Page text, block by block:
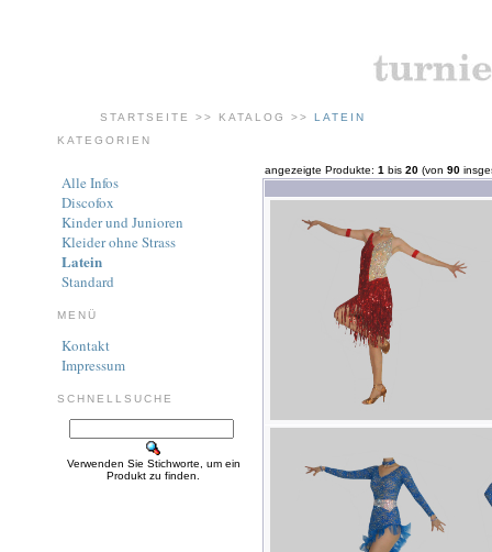
STARTSEITE >> KATALOG >> LATEIN
KATEGORIEN
Alle Infos
Discofox
Kinder und Junioren
Kleider ohne Strass
Latein
Standard
MENÜ
Kontakt
Impressum
SCHNELLSUCHE
Verwenden Sie Stichworte, um ein
Produkt zu finden.
angezeigte Produkte: 1 bis 20(von 90